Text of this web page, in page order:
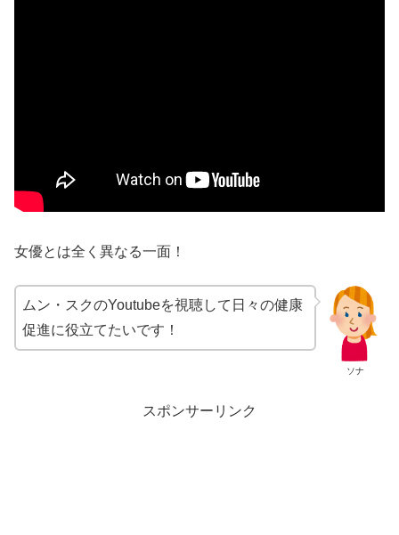
女優とは全く異なる一面！
ソナ
ムン・スクのYoutubeを視聴して日々の健康
促進に役立てたいです！
スポンサーリンク